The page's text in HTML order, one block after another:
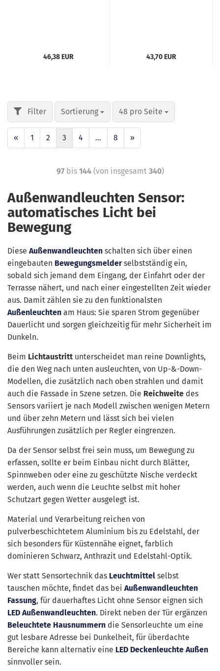
46,38 EUR 43,70 EUR
Sortierung 48 pro Seite
« 1 2 3 4 ... 8 »
97bis 144(von insgesamt 340)
Außenwandleuchten Sensor:
automatisches Licht bei
Bewegung
Diese Außenwandleuchten schalten sich über einen
eingebauten Bewegungsmelderselbstständig ein,
sobald sich jemand dem Eingang, der Einfahrt oder der
Terrasse nähert, und nach einer eingestellten Zeit wieder
aus. Damit zählen sie zu den funktionalsten
Außenleuchten am Haus: Sie sparen Strom gegenüber
Dauerlicht und sorgen gleichzeitig für mehr Sicherheit im
Dunkeln.
Beim Lichtaustritt unterscheidet man reine Downlights,
die den Weg nach unten ausleuchten, von Up-&-Down-
Modellen, die zusätzlich nach oben strahlen und damit
auch die Fassade in Szene setzen. Die Reichweite des
Sensors variiert je nach Modell zwischen wenigen Metern
und über zehn Metern und lässt sich bei vielen
Ausführungen zusätzlich per Regler eingrenzen.
Da der Sensor selbst frei sein muss, um Bewegung zu
erfassen, sollte er beim Einbau nicht durch Blätter,
Spinnweben oder eine zu geschützte Nische verdeckt
werden, auch wenn die Leuchte selbst mit hoher
Schutzart gegen Wetter ausgelegt ist.
Material und Verarbeitung reichen von
pulverbeschichtetem Aluminium bis zu Edelstahl, der
sich besonders für Küstennähe eignet, farblich
dominieren Schwarz, Anthrazit und Edelstahl-Optik.
Wer statt Sensortechnik das Leuchtmittel selbst
tauschen möchte, findet das bei Außenwandleuchten
Fassung, für dauerhaftes Licht ohne Sensor eignen sich
LED Außenwandleuchten. Direkt neben der Tür ergänzen
Beleuchtete Hausnummern die Sensorleuchte um eine
gut lesbare Adresse bei Dunkelheit, für überdachte
Bereiche kann alternativ eine LED Deckenleuchte Außen
sinnvoller sein.